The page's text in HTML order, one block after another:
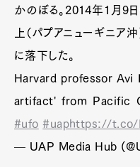
かのぼる。2014年1月9
上（パプアニューギニア
に落下した。
Harvard professor
artifact' from Pacific
#ufo #uaphttps://t.co/
— UAP Media Hub